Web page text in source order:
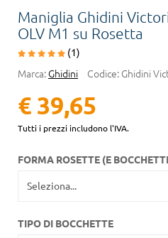
Maniglia Ghidini
OLV M1 su Rosetta
(1)
Marca: Ghidini Codice: Ghidini
€ 39,65
Tutti i prezzi includono l'IVA.
FORMA ROSETTE (E
TIPO DI BOCCHETTE